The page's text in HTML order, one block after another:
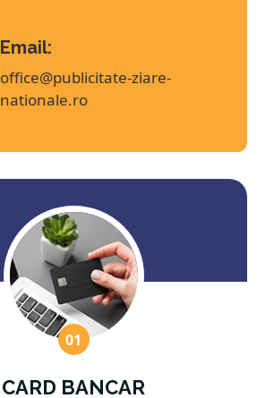
Email:
office@publicitate-ziare-
nationale.ro
CARD BANCAR